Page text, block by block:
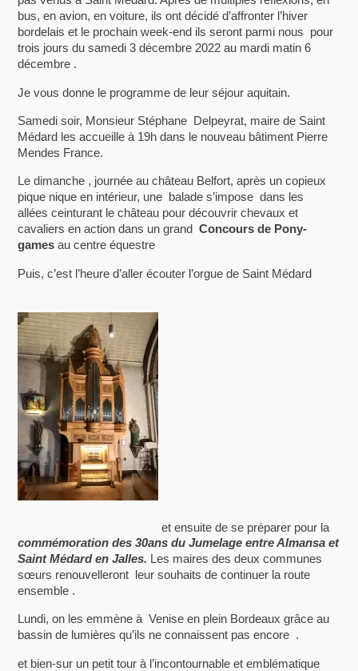
bus, en avion, en voiture, ils ont décidé d’affronter l’hiver
bordelais et le prochain week-end ils seront parmi nous pour
trois jours du samedi 3 décembre 2022 au mardi matin 6
décembre .
Je vous donne le programme de leur séjour aquitain.
Samedi soir, Monsieur Stéphane Delpeyrat, maire de Saint
Médard les accueille à 19h dans le nouveau bâtiment Pierre
Mendes France.
Le dimanche , journée au château Belfort, après un copieux
pique nique en intérieur, une balade s’impose dans les
allées ceinturant le château pour découvrir chevaux et
cavaliers en action dans un grandConcours de Pony-
games au centre équestre
Puis, c’est l’heure d’aller écouter l’orgue de Saint Médard
et ensuite de se préparer pour la
commémoration des 30ans du Jumelage entre Almansa et
Saint Médard en Jalles. Les maires des deux communes
sœurs renouvelleront leur souhaits de continuer la route
ensemble .
Lundi, on les emmène à Venise en plein Bordeaux grâce au
bassin de lumières qu’ils ne connaissent pas encore .
et bien-sur un petit tour à l’incontournable et emblématique